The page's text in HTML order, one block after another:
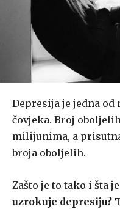
Depresija je jedna od
čovjeka. Broj
milijunima, a
broja oboljelih.
Zašto je to tako i šta
uzrokuje depresiju?